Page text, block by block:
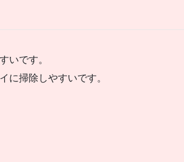
いです。
に掃除しやすいです。